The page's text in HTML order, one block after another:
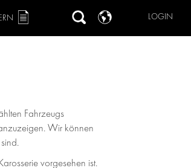
LOGIN
Fahrzeugs
Wir können
vorgesehen ist.